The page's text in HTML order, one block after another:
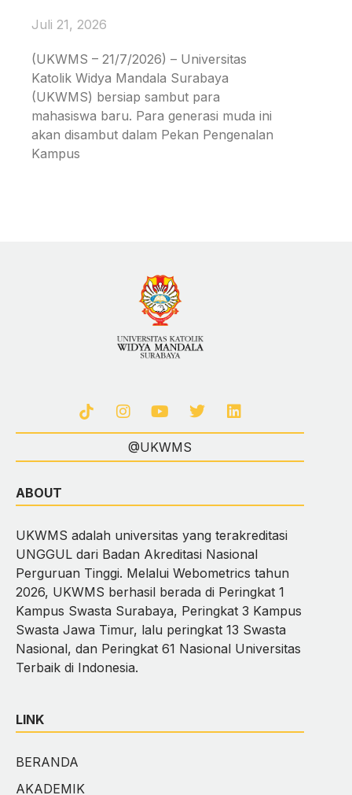
Juli 21, 2026
(UKWMS – 21/7/2026) – Universitas
Katolik Widya Mandala Surabaya
(UKWMS) bersiap sambut para
mahasiswa baru. Para generasi muda ini
akan disambut dalam Pekan Pengenalan
Kampus
@UKWMS
ABOUT
UKWMS adalah universitas yang terakreditasi
UNGGUL dari Badan Akreditasi Nasional
Perguruan Tinggi. Melalui Webometrics tahun
2026, UKWMS berhasil berada di Peringkat 1
Kampus Swasta Surabaya, Peringkat 3 Kampus
Swasta Jawa Timur, lalu peringkat 13 Swasta
Nasional, dan Peringkat 61 Nasional Universitas
Terbaik di Indonesia.
LINK
BERANDA
AKADEMIK